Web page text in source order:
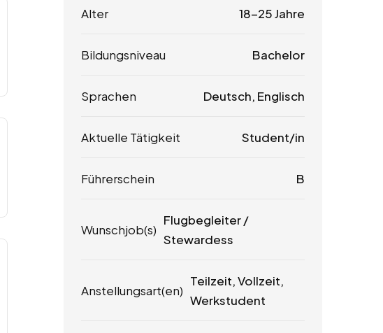
Alter 18-25 Jahre
Bildungsniveau Bachelor
Sprachen Deutsch, Englisch
Aktuelle Tätigkeit Student/in
Führerschein B
Wunschjob(s)
Flugbegleiter /
Stewardess
Anstellungsart(en)
Teilzeit, Vollzeit,
Werkstudent